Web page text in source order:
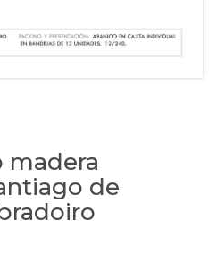
madera
de